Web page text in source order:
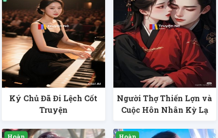
Ký Chủ Đã Đi Lệch Cốt
Truyện
Người Thợ Thiến Lợn và
Cuộc Hôn Nhân Kỳ Lạ